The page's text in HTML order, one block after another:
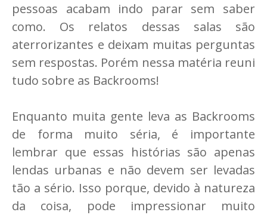
pessoas acabam indo parar sem saber
como. Os relatos dessas salas são
aterrorizantes e deixam muitas perguntas
sem respostas. Porém nessa matéria reuni
tudo sobre as Backrooms!
Enquanto muita gente leva as Backrooms
de forma muito séria, é importante
lembrar que essas histórias são apenas
lendas urbanas e não devem ser levadas
tão a sério. Isso porque, devido à natureza
da coisa, pode impressionar muito